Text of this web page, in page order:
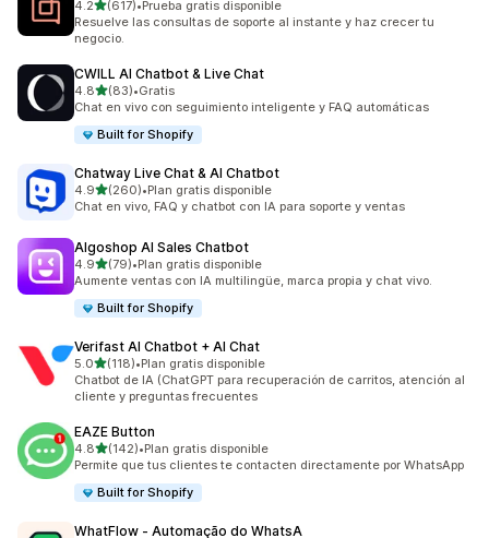
4.2de 5 estrellas
(617)
617 reseñas en total
•Prueba gratis disponible
Resuelve las consultas de soporte al instante y haz crecer tu
negocio.
CWILL AI Chatbot & Live Chat
4.8de 5 estrellas
(83)
83 reseñas en total
•Gratis
Chat en vivo con seguimiento inteligente y FAQ automáticas
Built for Shopify
Chatway Live Chat & AI Chatbot
4.9de 5 estrellas
(260)
260 reseñas en total
•Plan gratis disponible
Chat en vivo, FAQ y chatbot con IA para soporte y ventas
Algoshop AI Sales Chatbot
4.9de 5 estrellas
(79)
79 reseñas en total
•Plan gratis disponible
Aumente ventas con IA multilingüe, marca propia y chat vivo.
Built for Shopify
Verifast AI Chatbot + AI Chat
5.0de 5 estrellas
(118)
118 reseñas en total
•Plan gratis disponible
Chatbot de IA (ChatGPT para recuperación de carritos, atención al
cliente y preguntas frecuentes
EAZE Button
4.8de 5 estrellas
(142)
142 reseñas en total
•Plan gratis disponible
Permite que tus clientes te contacten directamente por WhatsApp
Built for Shopify
WhatFlow ‑ Automação do WhatsA